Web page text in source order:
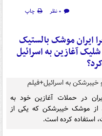
۰ نظر
چاپ
ایران موشک بالستیک
آغازین به اسرائیل
در حملات آغازین خود به
از موشک خیبرشکن که یکی از
استفاده کرده است.